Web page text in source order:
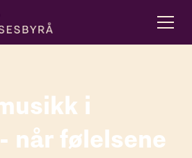
i
når følelsene